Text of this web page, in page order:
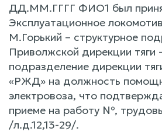
ДД.ММ.ГГГГ ФИО1 был
Эксплуатационное
М.Горький – структурное
Приволжской дирекции тяги
подразделение дирекции
«РЖД» на должность
электровоза, что
приеме на работу №,
/л.д.12,13-29/.